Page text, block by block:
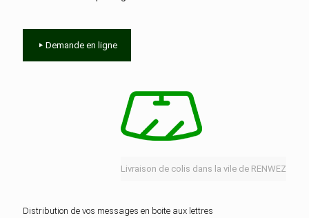
Demande en ligne
Livraison de colis dans la vile de RENWEZ
Distribution de vos messages en boite aux lettres